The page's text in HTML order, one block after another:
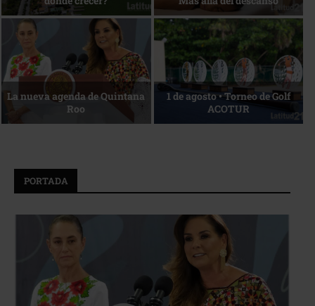
Reconocimiento de viajeros La esencia del servicio
PORTADA